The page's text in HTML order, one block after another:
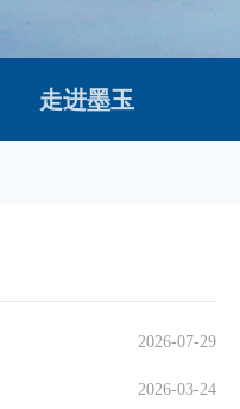
走进墨玉
2026-07-29
2026-03-24